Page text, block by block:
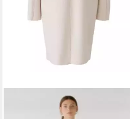
Wollmantel Mayson